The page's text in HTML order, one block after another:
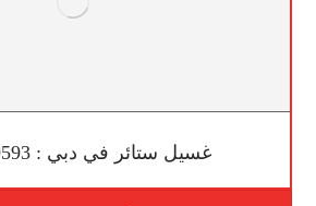
غسيل ستائر في دبي : 0523659593